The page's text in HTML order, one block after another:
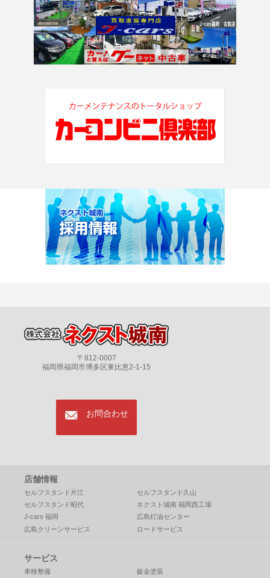
〒812-0007
福岡県福岡市博多区東比恵2-1-15
mail お問合わせ
店舗情報
セルフスタンド片江
セルフスタンド久山
セルフスタンド昭代
ネクスト城南 福岡西工場
J-cars 福岡
広島灯油センター
広島クリーンサービス
ロードサービス
サービス
車検整備 鈑金塗装